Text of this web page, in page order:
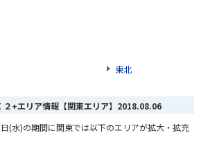
東北
+エリア情報【関東エリア】 2018.08.06
(水)の期間に関東では以下のエリアが拡大・拡充